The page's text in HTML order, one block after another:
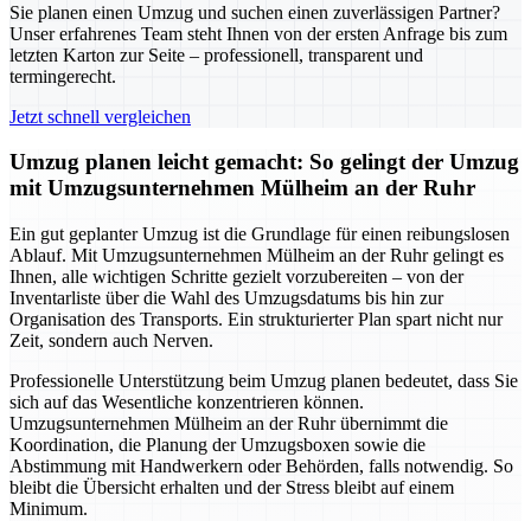
Sie planen einen Umzug und suchen einen zuverlässigen Partner?
Unser erfahrenes Team steht Ihnen von der ersten Anfrage bis zum
letzten Karton zur Seite – professionell, transparent und
termingerecht.
Jetzt schnell vergleichen
Umzug planen leicht gemacht: So gelingt der Umzug
mit Umzugsunternehmen Mülheim an der Ruhr
Ein gut geplanter Umzug ist die Grundlage für einen reibungslosen
Ablauf. Mit Umzugsunternehmen Mülheim an der Ruhr gelingt es
Ihnen, alle wichtigen Schritte gezielt vorzubereiten – von der
Inventarliste über die Wahl des Umzugsdatums bis hin zur
Organisation des Transports. Ein strukturierter Plan spart nicht nur
Zeit, sondern auch Nerven.
Professionelle Unterstützung beim Umzug planen bedeutet, dass Sie
sich auf das Wesentliche konzentrieren können.
Umzugsunternehmen Mülheim an der Ruhr übernimmt die
Koordination, die Planung der Umzugsboxen sowie die
Abstimmung mit Handwerkern oder Behörden, falls notwendig. So
bleibt die Übersicht erhalten und der Stress bleibt auf einem
Minimum.